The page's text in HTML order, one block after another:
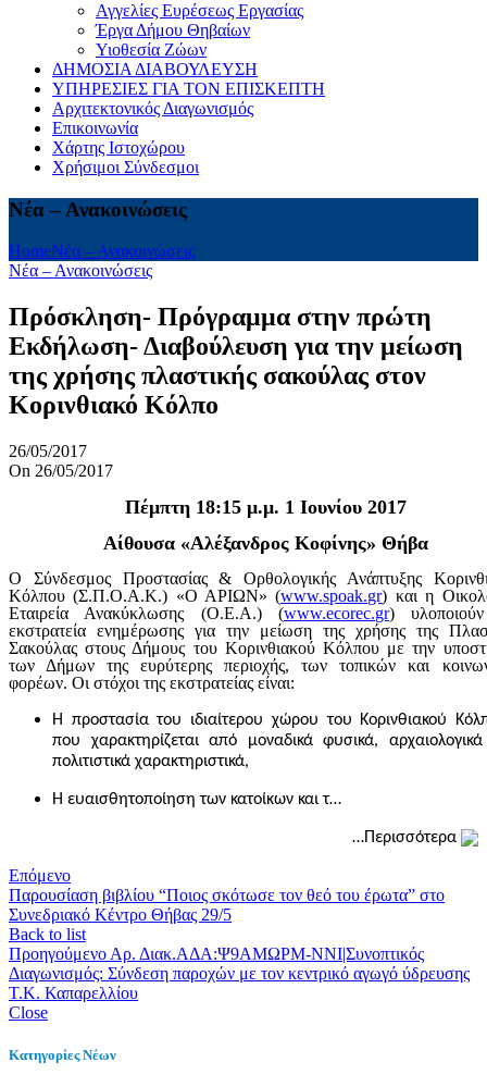
Αγγελίες Ευρέσεως Εργασίας
Έργα Δήμου Θηβαίων
Υιοθεσία Ζώων
ΔΗΜΟΣΙΑ ΔΙΑΒΟΥΛΕΥΣΗ
ΥΠΗΡΕΣΙΕΣ ΓΙΑ ΤΟΝ ΕΠΙΣΚΕΠΤΗ
Αρχιτεκτονικός Διαγωνισμός
Επικοινωνία
Χάρτης Ιστοχώρου
Χρήσιμοι Σύνδεσμοι
Νέα – Ανακοινώσεις
HomeΝέα – Ανακοινώσεις
Νέα – Ανακοινώσεις
Πρόσκληση- Πρόγραμμα στην πρώτη
Εκδήλωση- Διαβούλευση για την μείωση
της χρήσης πλαστικής σακούλας στον
Κορινθιακό Κόλπο
26/05/2017
On 26/05/2017
Πέμπτη 18:15 μ.μ. 1 Ιουνίου 2017
Αίθουσα «Αλέξανδρος Κοφίνης» Θήβα
Ο Σύνδεσμος Προστασίας & Ορθολογικής Ανάπτυξης
Κόλπου (Σ.Π.Ο.Α.Κ.) «Ο ΑΡΙΩΝ» (www.spoak.gr) και η
Εταιρεία Ανακύκλωσης (Ο.Ε.Α.) (www.ecorec.gr)
εκστρατεία ενημέρωσης για την μείωση της χρήσης της
Σακούλας στους Δήμους του Κορινθιακού Κόλπου με την
των Δήμων της ευρύτερης περιοχής, των τοπικών και
φορέων. Οι στόχοι της εκστρατείας είναι:
Η προστασία του ιδιαίτερου χώρου του Κορινθιακού
που χαρακτηρίζεται από μοναδικά φυσικά, αρχαιολογικά
πολιτιστικά χαρακτηριστικά,
Η ευαισθητοποίηση των κατοίκων και τ…
…Περισσότερα
Επόμενο
Παρουσίαση βιβλίου “Ποιος σκότωσε τον θεό του έρωτα” στο
Συνεδριακό Κέντρο Θήβας 29/5
Back to list
Προηγούμενο Αρ. Διακ.ΑΔΑ:Ψ9ΑΜΩΡΜ-ΝΝΙ|Συνοπτικός
Διαγωνισμός: Σύνδεση παροχών με τον κεντρικό αγωγό ύδρευσης
Τ.Κ. Καπαρελλίου
Close
Κατηγορίες Νέων